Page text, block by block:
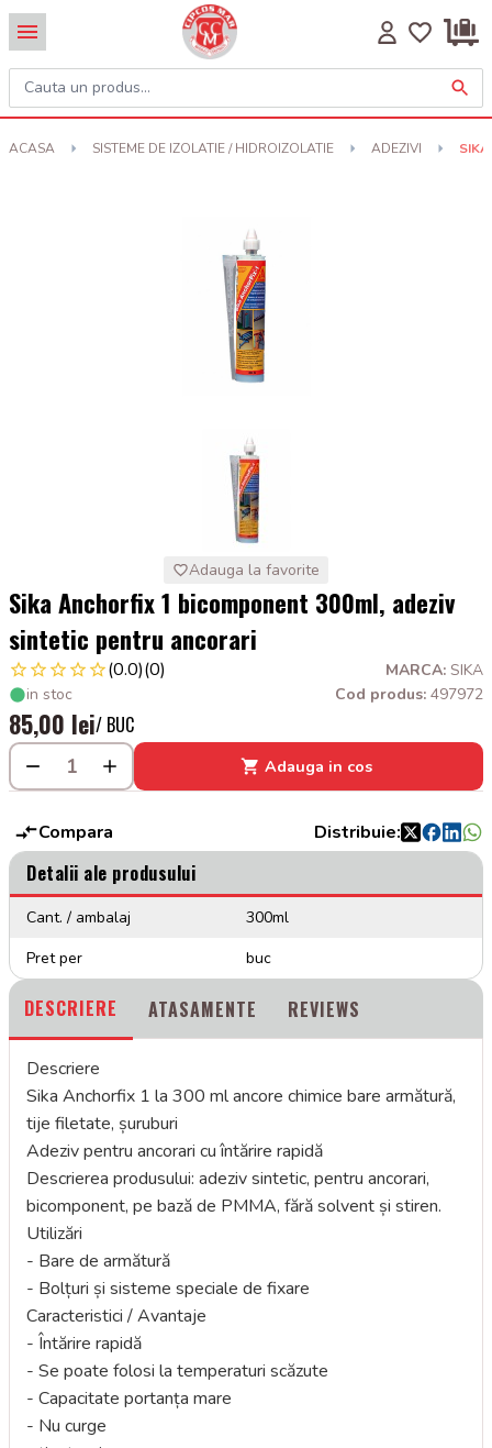
ACASA SISTEME DE IZOLATIE / HIDROIZOLATIE ADEZIVI
Adauga la favorite
Sika Anchorfix 1 bicomponent 300ml, adeziv
sintetic pentru ancorari
(0.0)(0) MARCA: SIKA
in stoc
Cod produs: 497972
85,00 lei/ BUC
Adauga in cos
Compara Distribuie:
Detalii ale produsului
Cant. / ambalaj
300ml
Pret per
buc
DESCRIERE ATASAMENTE REVIEWS
Descriere
Sika Anchorfix 1 la 300 ml ancore chimice bare armătură,
tije filetate, șuruburi
Adeziv pentru ancorari cu întărire rapidă
Descrierea produsului: adeziv sintetic, pentru ancorari,
bicomponent, pe bază de PMMA, fără solvent și stiren.
Utilizări
- Bare de armătură
- Bolțuri și sisteme speciale de fixare
Caracteristici / Avantaje
- Întărire rapidă
- Se poate folosi la temperaturi scăzute
- Capacitate portanța mare
- Nu curge